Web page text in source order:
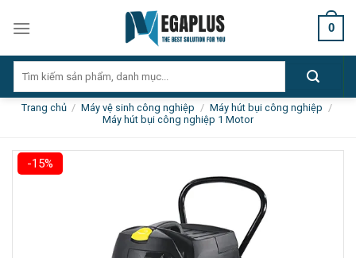
0
kiếm:
Trang chủ / Máy vệ sinh công nghiệp / Máy hút bụi công nghiệp /
Máy hút bụi công nghiệp 1 Motor
-15%